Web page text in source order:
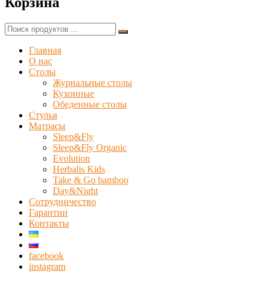
виробник
столів-
трансформерів,
компактних
оригінальних
невід'ємних
атрибутів
сучасного
інтер'єру
квартири.
Найти:
Главная
О нас
Столы
Журнальные столы
Кухонные
Обеденные столы
Стулья
Матрасы
Sleep&Fly
Sleep&Fly Organic
Evolution
Herbalis Kids
Take & Go bamboo
Day&Night
Сотрудничество
Гарантии
Контакты
facebook
instagram